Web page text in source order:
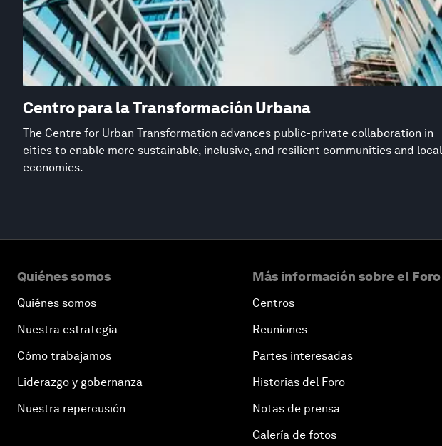
Centro para la Transformación Urbana
The Centre for Urban Transformation advances public-private collaboration in
cities to enable more sustainable, inclusive, and resilient communities and local
economies.
Quiénes somos
Quiénes somos
Nuestra estrategia
Cómo trabajamos
Liderazgo y gobernanza
Nuestra repercusión
Más información sobre el Foro
Centros
Reuniones
Partes interesadas
Historias del Foro
Notas de prensa
Galería de fotos